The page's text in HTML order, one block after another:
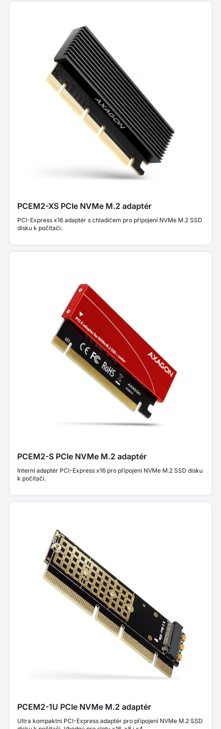
PCEM2-XS PCIe NVMe M.2 adaptér
PCI-Express x16 adaptér s chladičem pro připojení NVMe M.2 SSD
disku k počítači.
PCEM2-S PCIe NVMe M.2 adaptér
Interní adaptér PCI-Express x16 pro připojení NVMe M.2 SSD disku
k počítači.
PCEM2-1U PCIe NVMe M.2 adaptér
Ultra kompaktní PCI-Express adaptér pro připojení NVMe M.2 SSD